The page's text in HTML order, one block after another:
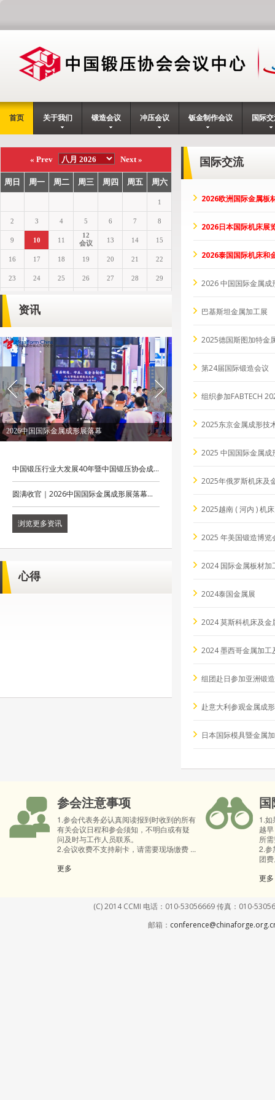
首页 关于我们 锻造会议 冲压会议 钣金制作会议 国际
资讯
2026锻造大会圆满落幕
中国锻压行业大发展40年暨中国锻压协会成...
圆满收官｜2026中国国际金属成形展落幕...
浏览更多资讯
心得
国际交流
2026欧洲国际金属板
2026日本国际机床展
2026泰国国际机床和
2026 中国国际金属成
巴基斯坦金属加工展
2025德国斯图加特金
第24届国际锻造会议
组织参加FABTECH
2025东京金属成形技
2025 中国国际金属成
2025年俄罗斯机床及
2025越南 ( 河内 ) 机
2025 年美国锻造博览
2024 国际金属板材加
2024泰国金属展
2024 莫斯科机床及金
2024 墨西哥金属加工
组团赴日参加亚洲锻
赴意大利参观金属成
日本国际模具暨金属
参会注意事项
1.参会代表务必认真阅读报到时收到的所有
有关会议日程和参会须知，不明白或有疑
问及时与工作人员联系。
2.会议收费不支持刷卡，请需要现场缴费 ...
更多
1.如
越
所
2.参
团
更多
(C) 2014 CCMI 电话：010-53056669 传真：010-
邮箱：